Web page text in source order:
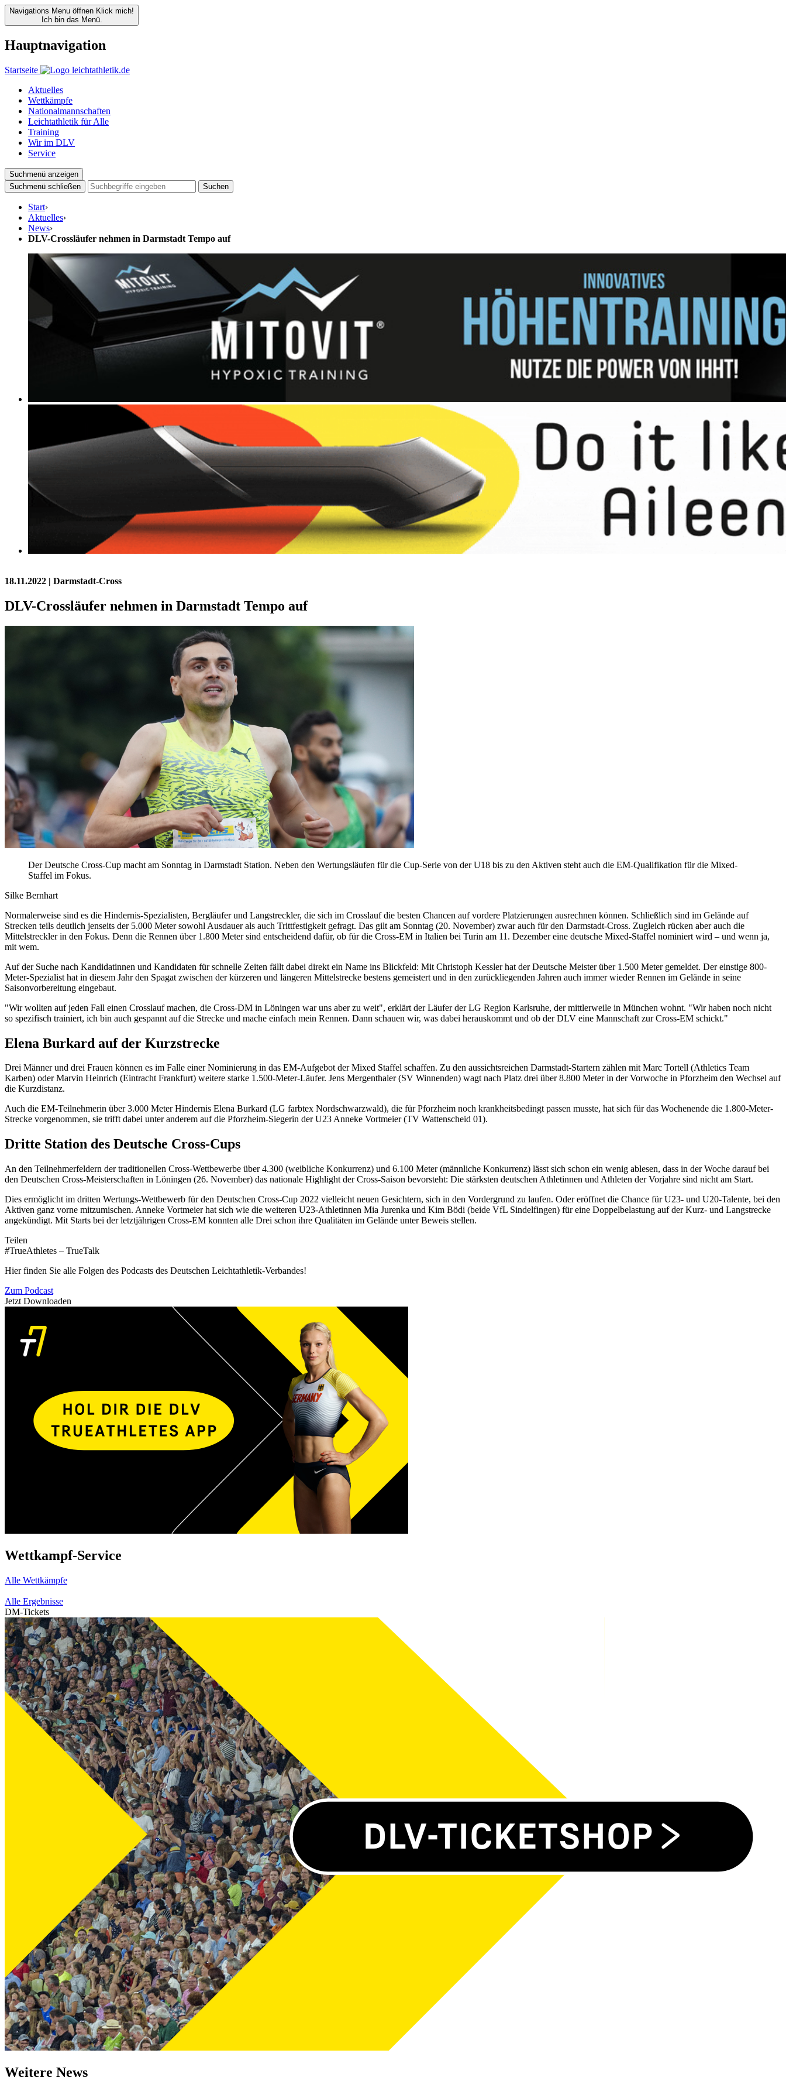
Navigations Menu öffnen Klick mich!
Ich bin das Menü.
Hauptnavigation
Startseite
Aktuelles
Wettkämpfe
Nationalmannschaften
Leichtathletik für Alle
Training
Wir im DLV
Service
Suchmenü anzeigen
Suchmenü schließen
Suchen
Start›
Aktuelles›
News›
DLV-Crossläufer nehmen in Darmstadt Tempo auf
18.11.2022 | Darmstadt-Cross
DLV-Crossläufer nehmen in Darmstadt Tempo auf
Der Deutsche Cross-Cup macht am Sonntag in Darmstadt Station. Neben den Wertungsläufen für die Cup-Serie von der U18 bis zu den Aktiven steht auch die EM-Qualifikation für die Mixed-
Staffel im Fokus.
Silke Bernhart
Normalerweise sind es die Hindernis-Spezialisten, Bergläufer und Langstreckler, die sich im Crosslauf die besten Chancen auf vordere Platzierungen ausrechnen können. Schließlich sind im Gelände auf
Strecken teils deutlich jenseits der 5.000 Meter sowohl Ausdauer als auch Trittfestigkeit gefragt. Das gilt am Sonntag (20. November) zwar auch für den Darmstadt-Cross. Zugleich rücken aber auch die
Mittelstreckler in den Fokus. Denn die Rennen über 1.800 Meter sind entscheidend dafür, ob für die Cross-EM in Italien bei Turin am 11. Dezember eine deutsche Mixed-Staffel nominiert wird – und wenn ja,
mit wem.
Auf der Suche nach Kandidatinnen und Kandidaten für schnelle Zeiten fällt dabei direkt ein Name ins Blickfeld: Mit Christoph Kessler hat der Deutsche Meister über 1.500 Meter gemeldet. Der einstige 800-
Meter-Spezialist hat in diesem Jahr den Spagat zwischen der kürzeren und längeren Mittelstrecke bestens gemeistert und in den zurückliegenden Jahren auch immer wieder Rennen im Gelände in seine
Saisonvorbereitung eingebaut.
"Wir wollten auf jeden Fall einen Crosslauf machen, die Cross-DM in Löningen war uns aber zu weit", erklärt der Läufer der LG Region Karlsruhe, der mittlerweile in München wohnt. "Wir haben noch nicht
so spezifisch trainiert, ich bin auch gespannt auf die Strecke und mache einfach mein Rennen. Dann schauen wir, was dabei herauskommt und ob der DLV eine Mannschaft zur Cross-EM schickt."
Elena Burkard auf der Kurzstrecke
Drei Männer und drei Frauen können es im Falle einer Nominierung in das EM-Aufgebot der Mixed Staffel schaffen. Zu den aussichtsreichen Darmstadt-Startern zählen mit Marc Tortell (Athletics Team
Karben) oder Marvin Heinrich (Eintracht Frankfurt) weitere starke 1.500-Meter-Läufer. Jens Mergenthaler (SV Winnenden) wagt nach Platz drei über 8.800 Meter in der Vorwoche in Pforzheim den Wechsel auf
die Kurzdistanz.
Auch die EM-Teilnehmerin über 3.000 Meter Hindernis Elena Burkard (LG farbtex Nordschwarzwald), die für Pforzheim noch krankheitsbedingt passen musste, hat sich für das Wochenende die 1.800-Meter-
Strecke vorgenommen, sie trifft dabei unter anderem auf die Pforzheim-Siegerin der U23 Anneke Vortmeier (TV Wattenscheid 01).
Dritte Station des Deutsche Cross-Cups
An den Teilnehmerfeldern der traditionellen Cross-Wettbewerbe über 4.300 (weibliche Konkurrenz) und 6.100 Meter (männliche Konkurrenz) lässt sich schon ein wenig ablesen, dass in der Woche darauf bei
den Deutschen Cross-Meisterschaften in Löningen (26. November) das nationale Highlight der Cross-Saison bevorsteht: Die stärksten deutschen Athletinnen und Athleten der Vorjahre sind nicht am Start.
Dies ermöglicht im dritten Wertungs-Wettbewerb für den Deutschen Cross-Cup 2022 vielleicht neuen Gesichtern, sich in den Vordergrund zu laufen. Oder eröffnet die Chance für U23- und U20-Talente, bei den
Aktiven ganz vorne mitzumischen. Anneke Vortmeier hat sich wie die weiteren U23-Athletinnen Mia Jurenka und Kim Bödi (beide VfL Sindelfingen) für eine Doppelbelastung auf der Kurz- und Langstrecke
angekündigt. Mit Starts bei der letztjährigen Cross-EM konnten alle Drei schon ihre Qualitäten im Gelände unter Beweis stellen.
Teilen
#TrueAthletes – TrueTalk
Hier finden Sie alle Folgen des Podcasts des Deutschen Leichtathletik-Verbandes!
Zum Podcast
Jetzt Downloaden
Wettkampf-Service
Alle Wettkämpfe
Alle Ergebnisse
DM-Tickets
Weitere News